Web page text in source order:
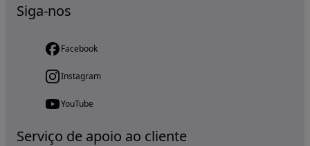
Siga-nos
Facebook
Instagram
YouTube
Serviço de apoio ao cliente